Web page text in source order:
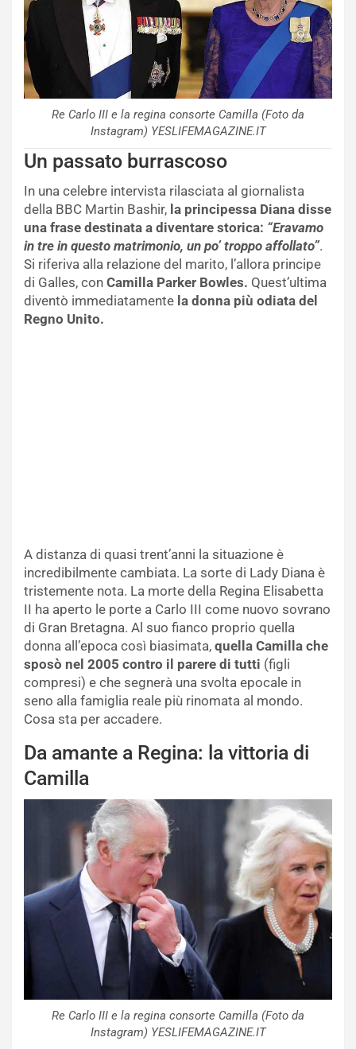
Re Carlo III e la regina consorte Camilla (Foto da
Instagram) YESLIFEMAGAZINE.IT
Un passato burrascoso
In una celebre intervista rilasciata al giornalista
della BBC Martin Bashir, la principessa Diana disse
una frase destinata a diventare storica: “Eravamo
in tre in questo matrimonio, un po’ troppo affollato”.
Si riferiva alla relazione del marito, l’allora principe
di Galles, con Camilla Parker Bowles. Quest’ultima
diventò immediatamente la donna più odiata del
Regno Unito.
A distanza di quasi trent’anni la situazione è
incredibilmente cambiata. La sorte di Lady Diana è
tristemente nota. La morte della Regina Elisabetta
II ha aperto le porte a Carlo III come nuovo sovrano
di Gran Bretagna. Al suo fianco proprio quella
donna all’epoca così biasimata, quella Camilla che
sposò nel 2005 contro il parere di tutti (figli
compresi) e che segnerà una svolta epocale in
seno alla famiglia reale più rinomata al mondo.
Cosa sta per accadere.
Da amante a Regina: la vittoria di
Camilla
Re Carlo III e la regina consorte Camilla (Foto da
Instagram) YESLIFEMAGAZINE.IT